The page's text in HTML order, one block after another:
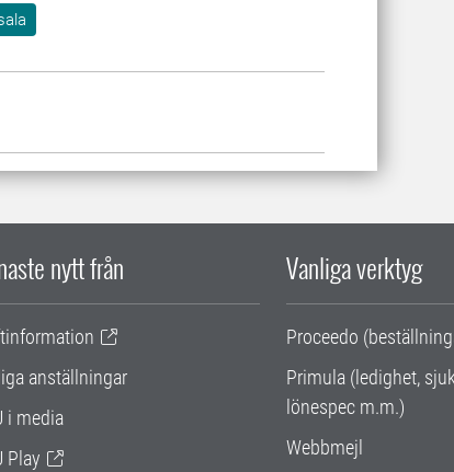
nytt från
anställningar
i media
Play
Vanliga verktyg
Proceedo
Primula (ledighet,
lönespec m.m.)
Webbmejl